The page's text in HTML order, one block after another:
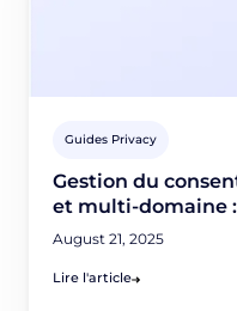
Guides Privacy
Gestion du
et multi-domaine
August 21, 2025
Lire l'article